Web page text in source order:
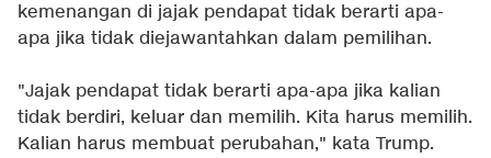
kemenangan di jajak pendapat tidak berarti apa-
apa jika tidak diejawantahkan dalam pemilihan.
"Jajak pendapat tidak berarti apa-apa jika kalian
tidak berdiri, keluar dan memilih. Kita harus memilih.
Kalian harus membuat perubahan," kata Trump.